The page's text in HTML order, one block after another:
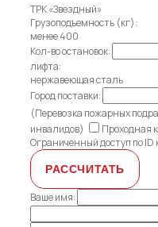
ТРК «Звездный»
Грузоподъемность (кг):
менее 400
Кол-во остановок:
лифта:
нержавеющая сталь
Город поставки:
(Перевозка пожарных
инвалидов)
Проходная
Ограниченный доступ по ID
Ваше имя: